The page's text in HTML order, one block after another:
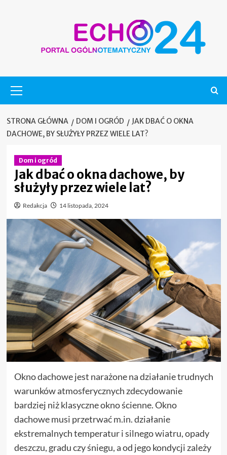
główne
STRONA GŁÓWNA DOM I OGRÓD
JAK DBAĆ O OKNA
DACHOWE, BY SŁUŻYŁY PRZEZ WIELE LAT?
Dom i ogród
Jak dbać o okna dachowe, by
służyły przez wiele lat?
Redakcja 14 listopada, 2024
Okno dachowe jest narażone na działanie trudnych
warunków atmosferycznych zdecydowanie
bardziej niż klasyczne okno ścienne. Okno
dachowe musi przetrwać m.in. działanie
ekstremalnych temperatur i silnego wiatru, opady
deszczu, gradu czy śniegu, a od jego kondycji zależy